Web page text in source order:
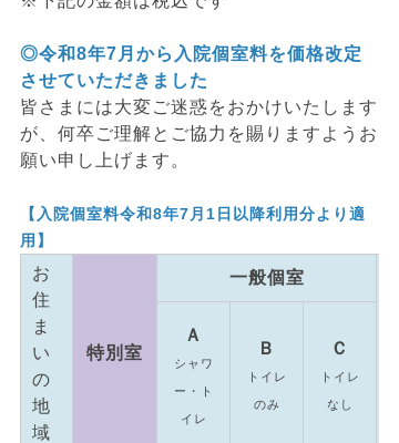
◎令和8年7月から入院個室料を価格改定
させていただきました
皆さまには大変ご迷惑をおかけいたします
が、何卒ご理解とご協力を賜りますようお
願い申し上げます。
【入院個室料令和8年7月1日以降利用分より適
用】
お
住
ま
い
の
地
域
特別室
一般個室
Ａ
シャワ
ー・ト
イレ
Ｂ
トイレ
のみ
Ｃ
トイレ
なし